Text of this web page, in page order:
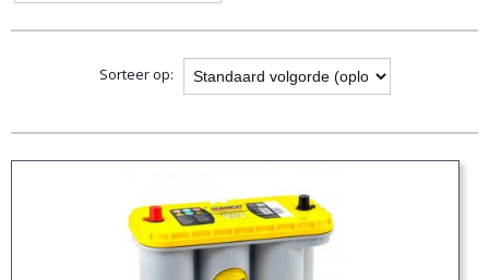
Sorteer op: